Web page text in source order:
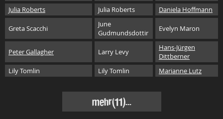
Julia Roberts
Julia Roberts Daniela Hoffmann
Greta Scacchi
June
Gudmundsdottir
Evelyn Maron
Peter Gallagher Larry Levy
Hans-Jürgen
Dittberner
Lily Tomlin
Lily Tomlin Marianne Lutz
mehr(11)...